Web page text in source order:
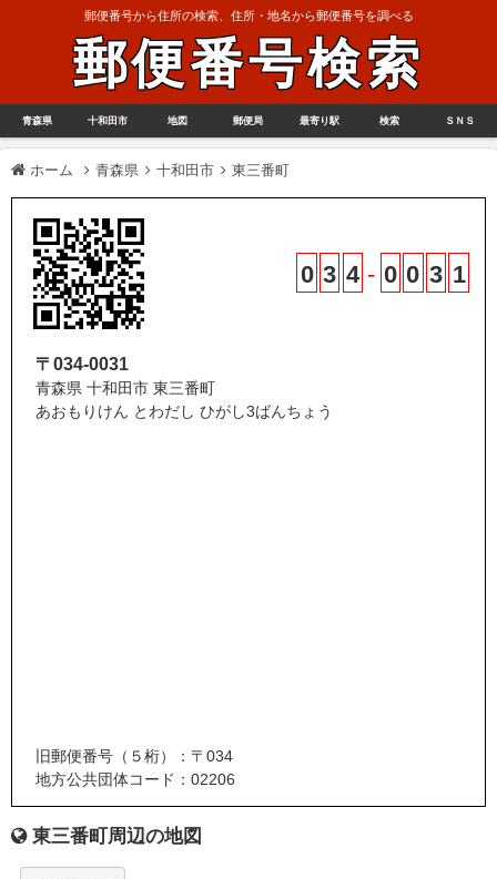
郵便番号から住所の検索、住所・地名から郵便番号を調べる
郵便番号検索
青森県 十和田市 地図 郵便局 最寄り駅 検索 ＳＮＳ
ホーム 青森県 十和田市 東三番町
0 3 4 - 0 0 3 1
〒034-0031
青森県 十和田市 東三番町
あおもりけん とわだし ひがし3ばんちょう
旧郵便番号（５桁）：〒034
地方公共団体コード：02206
東三番町周辺の地図